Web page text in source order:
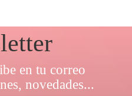
en tu correo
novedades...